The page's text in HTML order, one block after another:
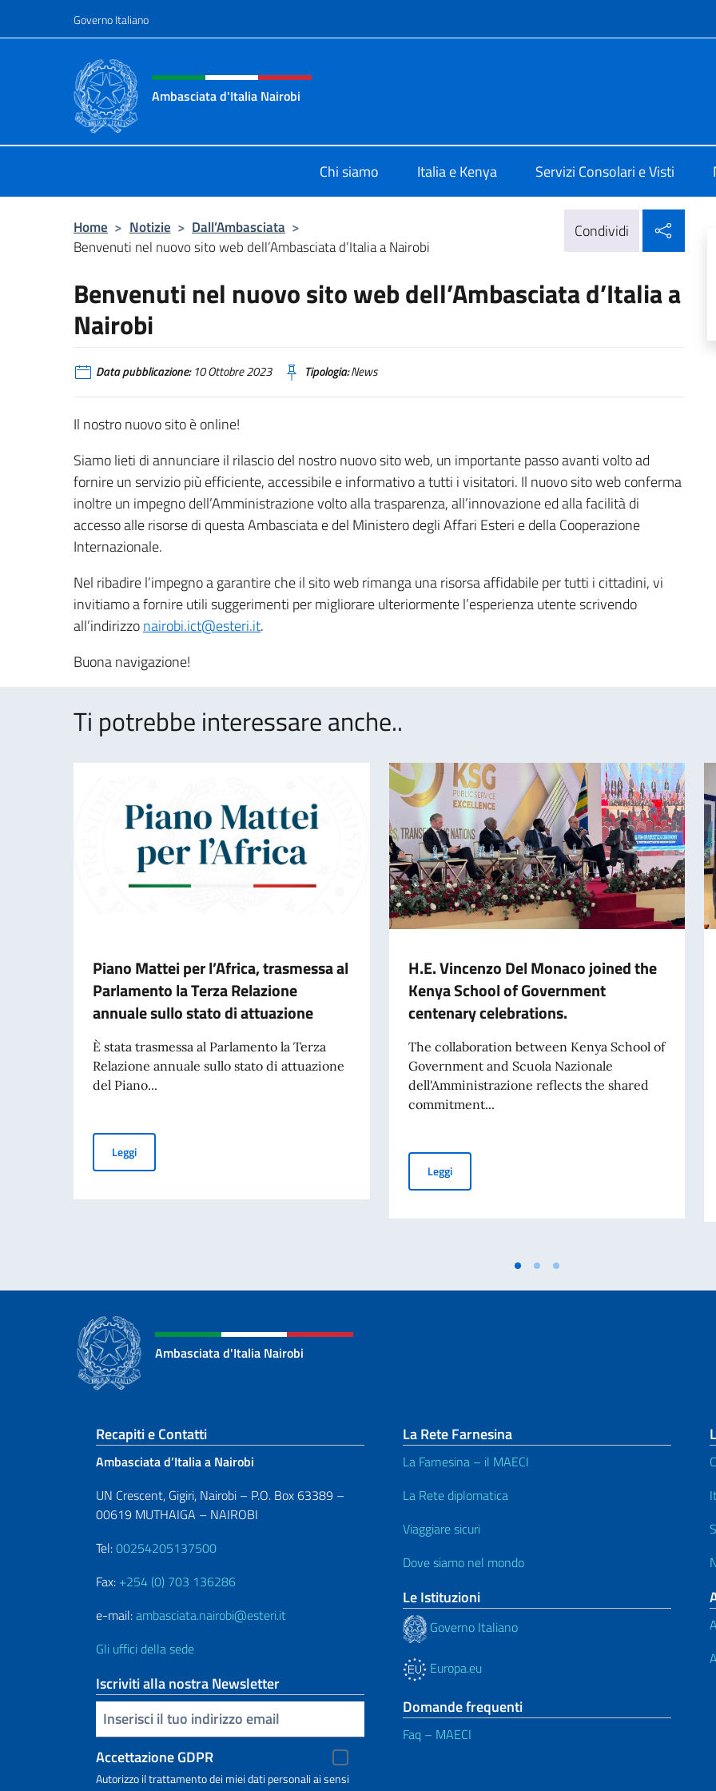
Governo Italiano
Intestazione sito, social e menù
Ambasciata d'Italia Nairobi
Chi siamo Italia e Kenya Servizi Consolari e Visti
Home > Notizie > Dall’Ambasciata >
Benvenuti nel nuovo sito web dell’Ambasciata d’Italia a Nairobi
Condividi
Benvenuti nel nuovo sito web dell’Ambasciata d’Italia a
Nairobi
Data pubblicazione:10 Ottobre 2023 Tipologia:News
Il nostro nuovo sito è online!
Siamo lieti di annunciare il rilascio del nostro nuovo sito web, un importante passo avanti volto ad
fornire un servizio più efficiente, accessibile e informativo a tutti i visitatori. Il nuovo sito web conferma
inoltre un impegno dell’Amministrazione volto alla trasparenza, all’innovazione ed alla facilità di
accesso alle risorse di questa Ambasciata e del Ministero degli Affari Esteri e della Cooperazione
Internazionale.
Nel ribadire l’impegno a garantire che il sito web rimanga una risorsa affidabile per tutti i cittadini, vi
invitiamo a fornire utili suggerimenti per migliorare ulteriormente l’esperienza utente scrivendo
all’indirizzonairobi.ict@esteri.it.
Buona navigazione!
Ti potrebbe interessare anche..
Piano Mattei per l’Africa, trasmessa al
Parlamento la Terza Relazione
annuale sullo stato di attuazione
È stata trasmessa al Parlamento la Terza
Relazione annuale sullo stato di attuazione
del Piano...
LeggiPiano Mattei per l’Africa, trasmessa al Parlamento la Terza Relazione annuale sullo stato di attuazione
H.E. Vincenzo Del Monaco joined the
Kenya School of Government
centenary celebrations.
The collaboration between Kenya School of
Government and Scuola Nazionale
dell'Amministrazione reflects the shared
commitment...
LeggiH.E. Vincenzo Del Monaco joined the Kenya School of
Ambasciata d'Italia Nairobi
Sezione footer
Recapiti e Contatti
Ambasciata d’Italia a Nairobi
UN Crescent, Gigiri, Nairobi – P.O. Box 63389 –
00619 MUTHAIGA – NAIROBI
Tel:00254205137500
Fax: +254 (0) 703 136286
e-mail:ambasciata.nairobi@esteri.it
Gli uffici della sede
Iscriviti alla nostra Newsletter
Inserisci la tua email
Accettazione GDPR
Autorizzo il trattamento dei miei dati personali ai sensi
La Rete Farnesina
La Farnesina – il MAECI
La Rete diplomatica
Viaggiare sicuri
Dove siamo nel mondo
Le Istituzioni
Governo Italiano
Europa.eu
Domande frequenti
Faq – MAECI